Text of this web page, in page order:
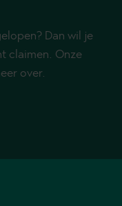
Dan wil je
claimen. Onze
over.